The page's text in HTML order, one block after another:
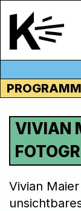
PROGRAMM
VIVIAN
Vivian